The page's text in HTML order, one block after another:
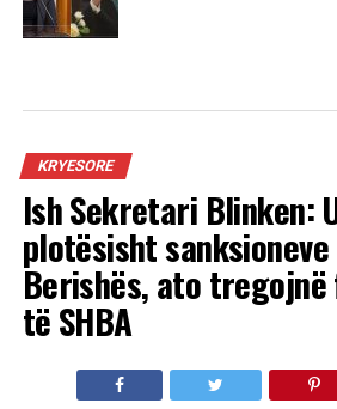
KRYESORE
Ish Sekretari Blinken:
plotësisht
Berishës, ato
të SHBA